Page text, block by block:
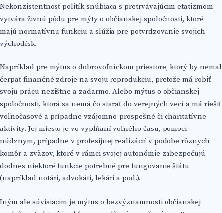
Nekonzistentnosť politík snúbiaca s pretrvávajúcim etatizmom
vytvára živnú pôdu pre mýty o občianskej spoločnosti, ktoré
majú normatívnu funkciu a slúžia pre potvrdzovanie svojich
východísk.
Napríklad pre mýtus o dobrovoľníckom priestore, ktorý by nemal
čerpať finančné zdroje na svoju reprodukciu, pretože má robiť
svoju prácu nezištne a zadarmo. Alebo mýtus o občianskej
spoločnosti, ktorá sa nemá čo starať do verejných vecí a má riešiť
voľnočasové a prípadne vzájomno-prospešné či charitatívne
aktivity. Jej miesto je vo vypĺňaní voľného času, pomoci
núdznym, prípadne v profesijnej realizácií v podobe rôznych
komôr a zväzov, ktoré v rámci svojej autonómie zabezpečujú
dodnes niektoré funkcie potrebné pre fungovanie štátu
(napríklad notári, advokáti, lekári a pod.).
Iným ale súvisiacim je mýtus o bezvýznamnosti občianskej